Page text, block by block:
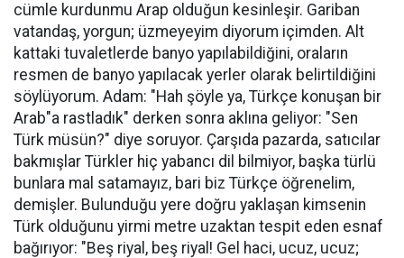
cümle kurdunmu Arap olduğun kesinleşir. Gariban
vatandaş, yorgun; üzmeyeyim diyorum içimden. Alt
kattaki tuvaletlerde banyo yapılabildiğini, oraların
resmen de banyo yapılacak yerler olarak belirtildiğini
söylüyorum. Adam: "Hah şöyle ya, Türkçe konuşan bir
Arab"a rastladık" derken sonra aklına geliyor: "Sen
Türk müsün?" diye soruyor. Çarşıda pazarda, satıcılar
bakmışlar Türkler hiç yabancı dil bilmiyor, başka türlü
bunlara mal satamayız, bari biz Türkçe öğrenelim,
demişler. Bulunduğu yere doğru yaklaşan kimsenin
Türk olduğunu yirmi metre uzaktan tespit eden esnaf
bağırıyor: "Beş riyal, beş riyal! Gel haci, ucuz, ucuz;